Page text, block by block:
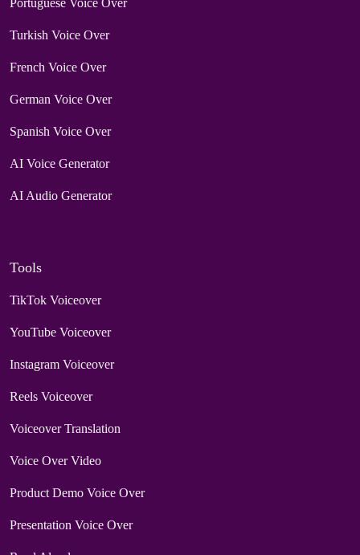
Portuguese Voice Over
Turkish Voice Over
French Voice Over
German Voice Over
Spanish Voice Over
AI Voice Generator
AI Audio Generator
Tools
TikTok Voiceover
YouTube Voiceover
Instagram Voiceover
Reels Voiceover
Voiceover Translation
Voice Over Video
Product Demo Voice Over
Presentation Voice Over